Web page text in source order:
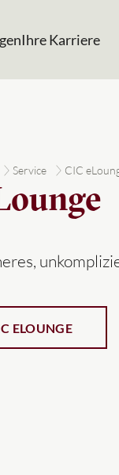
Ihre Karriere
Service CIC
ELOUNGE